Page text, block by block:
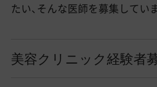
たい、そんな医師を募集してい
美容クリニック経験者募